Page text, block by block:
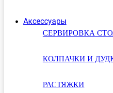
Аксессуары
СЕРВИРОВКА
КОЛПАЧКИ И
РАСТЯЖКИ